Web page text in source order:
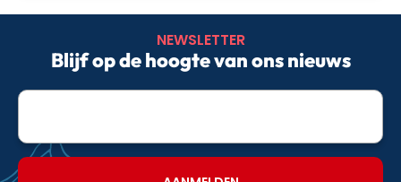
NEWSLETTER
Blijf op de hoogte van ons nieuws
E-